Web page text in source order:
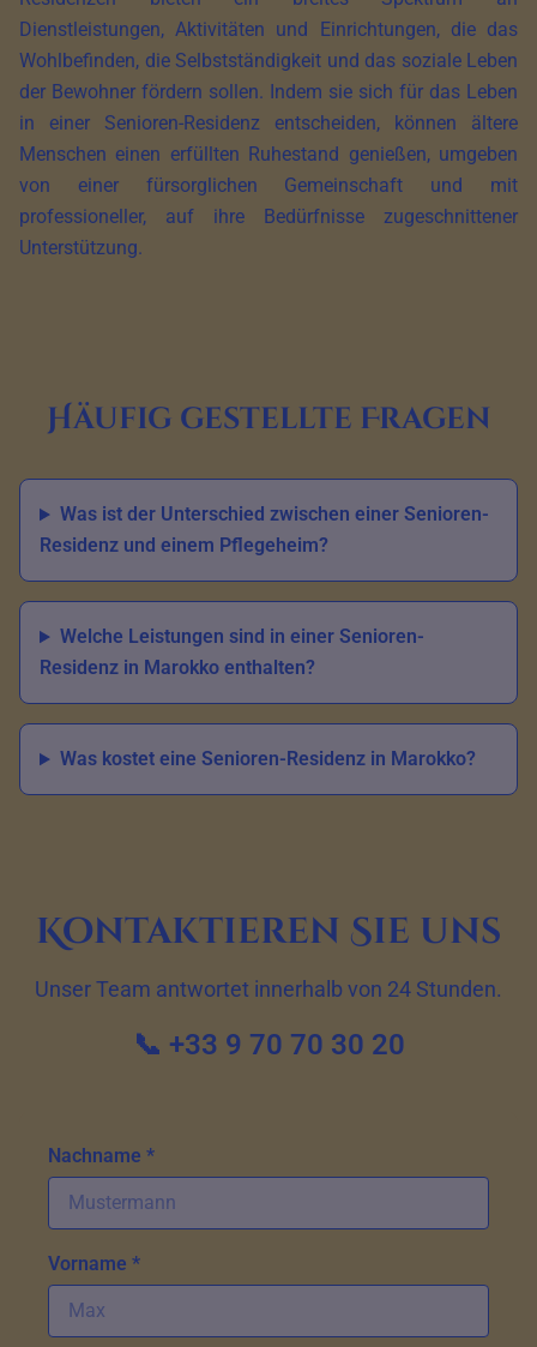
Dienstleistungen, Aktivitäten und Einrichtungen, die das
Wohlbefinden, die Selbstständigkeit und das soziale Leben
der Bewohner fördern sollen. Indem sie sich für das Leben
in einer Senioren-Residenz entscheiden, können ältere
Menschen einen erfüllten Ruhestand genießen, umgeben
von einer fürsorglichen Gemeinschaft und mit
professioneller, auf ihre Bedürfnisse zugeschnittener
Unterstützung.
Häufig gestellte Fragen
Was ist der Unterschied zwischen einer Senioren-
Residenz und einem Pflegeheim?
Welche Leistungen sind in einer Senioren-
Residenz in Marokko enthalten?
Was kostet eine Senioren-Residenz in Marokko?
Kontaktieren Sie uns
Unser Team antwortet innerhalb von 24 Stunden.
📞 +33 9 70 70 30 20
Nachname *
Vorname *